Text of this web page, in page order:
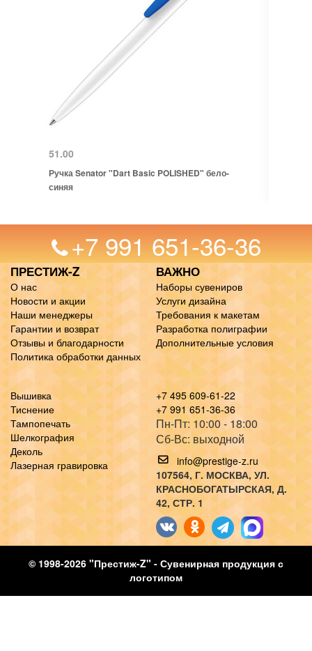
51.00
Ручка Senator "Dart Basic POLISHED" бело-
синяя
+7 991 651-36-36
ПРЕСТИЖ-Z
О нас
Новости и акции
Наши менеджеры
Гарантии и возврат
Отзывы и благодарности
Политика обработки данных
ВАЖНО
Наборы сувениров
Услуги дизайна
Требования к макетам
Разработка полиграфии
Дополнительные условия
Вышивка
Тиснение
Тампопечать
Шелкография
Деколь
Лазерная гравировка
+7 495 609-61-22
+7 991 651-36-36
Пн-Пт: 10:00 - 18:00
Сб-Вс: выходной
info@prestige-z.ru
107564, Г. МОСКВА, УЛ.
КРАСНОБОГАТЫРСКАЯ, Д.
42, СТР. 1
© 1998-2026 "Престиж-Z" - Сувенирная продукция с
логотипом